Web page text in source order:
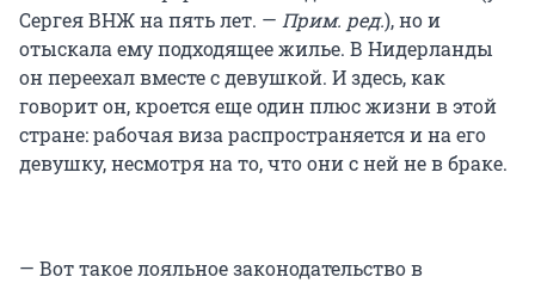
Сергея ВНЖ на пять лет. — Прим. ред.), но и
отыскала ему подходящее жилье. В Нидерланды
он переехал вместе с девушкой. И здесь, как
говорит он, кроется еще один плюс жизни в этой
стране: рабочая виза распространяется и на его
девушку, несмотря на то, что они с ней не в браке.
— Вот такое лояльное законодательство в